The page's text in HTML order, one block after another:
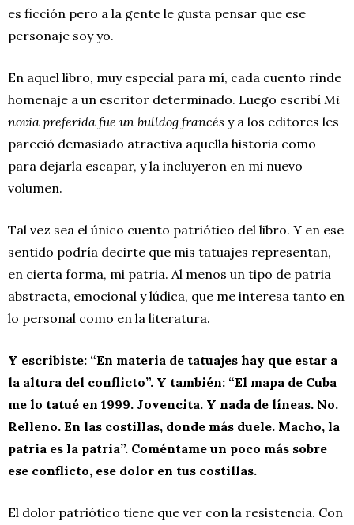
es ficción pero a la gente le gusta pensar que ese
personaje soy yo.
En aquel libro, muy especial para mí, cada cuento rinde
homenaje a un escritor determinado. Luego escribí Mi
novia preferida fue un bulldog francés y a los editores les
pareció demasiado atractiva aquella historia como
para dejarla escapar, y la incluyeron en mi nuevo
volumen.
Tal vez sea el único cuento patriótico del libro. Y en ese
sentido podría decirte que mis tatuajes representan,
en cierta forma, mi patria. Al menos un tipo de patria
abstracta, emocional y lúdica, que me interesa tanto en
lo personal como en la literatura.
Y escribiste: “En materia de tatuajes hay que estar a
la altura del conflicto”. Y también: “El mapa de Cuba
me lo tatué en 1999. Jovencita. Y nada de líneas. No.
Relleno. En las costillas, donde más duele. Macho, la
patria es la patria”. Coméntame un poco más sobre
ese conflicto, ese dolor en tus costillas.
El dolor patriótico tiene que ver con la resistencia. Con